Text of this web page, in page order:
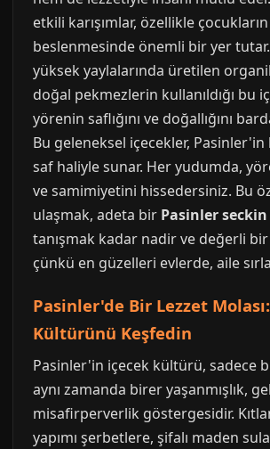
etkili karışımlar, özellikle çocukların
beslenmesinde önemli bir yer
yüksek yaylalarında üretilen
doğal pekmezlerin kullanıldığı bu
yörenin saflığını ve doğallığını
Bu geleneksel içecekler,
saf haliyle sunar. Her yudumda,
ve samimiyetini hissedersiniz. Bu
ulaşmak, adeta bir Pasinler
tanışmak kadar nadir ve değerli bir
çünkü en güzelleri evlerde, aile
Pasinler'de Bir Lezzet
Kültürünü Keşfedin
Pasinler'in içecek kültürü, sadece
aynı zamanda birer yaşanmışlık,
misafirperverlik göstergesidir.
yapımı şerbetlere, şifalı maden